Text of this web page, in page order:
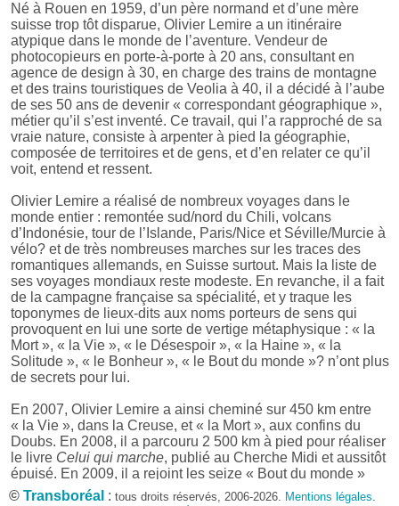
Né à Rouen en 1959, d’un père normand et d’une mère
suisse trop tôt disparue, Olivier Lemire a un itinéraire
atypique dans le monde de l’aventure. Vendeur de
photocopieurs en porte-à-porte à 20 ans, consultant en
agence de design à 30, en charge des trains de montagne
et des trains touristiques de Veolia à 40, il a décidé à l’aube
de ses 50 ans de devenir « correspondant géographique »,
métier qu’il s’est inventé. Ce travail, qui l’a rapproché de sa
vraie nature, consiste à arpenter à pied la géographie,
composée de territoires et de gens, et d’en relater ce qu’il
voit, entend et ressent.
Olivier Lemire a réalisé de nombreux voyages dans le
monde entier : remontée sud/nord du Chili, volcans
d’Indonésie, tour de l’Islande, Paris/Nice et Séville/Murcie à
vélo? et de très nombreuses marches sur les traces des
romantiques allemands, en Suisse surtout. Mais la liste de
ses voyages mondiaux reste modeste. En revanche, il a fait
de la campagne française sa spécialité, et y traque les
toponymes de lieux-dits aux noms porteurs de sens qui
provoquent en lui une sorte de vertige métaphysique : « la
Mort », « la Vie », « le Désespoir », « la Haine », « la
Solitude », « le Bonheur », « le Bout du monde »? n’ont plus
de secrets pour lui.
En 2007, Olivier Lemire a ainsi cheminé sur 450 km entre
« la Vie », dans la Creuse, et « la Mort », aux confins du
Doubs. En 2008, il a parcouru 2 500 km à pied pour réaliser
le livre Celui qui marche, publié au Cherche Midi et aussitôt
épuisé. En 2009, il a rejoint les seize « Bout du monde »
français et a pris la décision de quitter son emploi pépère
© Transboréal : tous droits réservés, 2006-2026. Mentions légales.